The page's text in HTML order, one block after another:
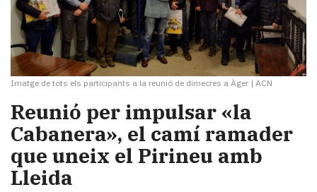
Imatge de tots els participants a la reunió de dimecres a Àger | ACN
​Reunió per impulsar «la
Cabanera», el camí ramader
que uneix el Pirineu amb
Lleida